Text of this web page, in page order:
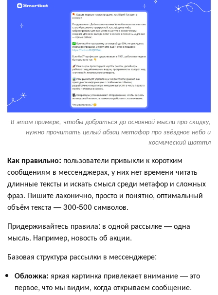
В этом примере, чтобы добраться до основной мысли про скидку,
нужно прочитать целый абзац метафор про звёздное небо и
космический шаттл
Как правильно: пользователи привыкли к коротким
сообщениям в мессенджерах, у них нет времени читать
длинные тексты и искать смысл среди метафор и сложных
фраз. Пишите лаконично, просто и понятно, оптимальный
объём текста — 300-500 символов.
Придерживайтесь правила: в одной рассылке — одна
мысль. Например, новость об акции.
Базовая структура рассылки в мессенджере:
Обложка: яркая картинка привлекает внимание — это
первое, что мы видим, когда открываем сообщение.